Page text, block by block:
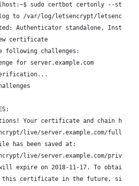
sudo certbot certonly --
log to /var/log/letsencrypt/
Authenticator standalone, Installer
certificate
following challenges:
for server.example.com
Your certificate and chain have
live/server.example.com/
has been saved at:
live/server.example.com/
expire on 2018-11-17. To obtain a
certificate in the future, simply